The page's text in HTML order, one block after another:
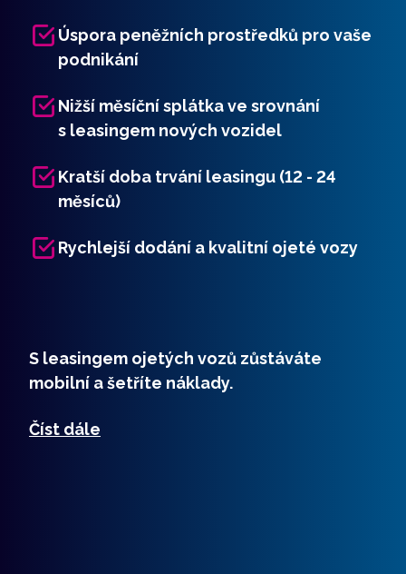
Úspora peněžních prostředků pro vaše
podnikání
Nižší měsíční splátka ve srovnání
s leasingem nových vozidel
Kratší doba trvání leasingu (12 - 24
měsíců)
Rychlejší dodání a kvalitní ojeté vozy
S leasingem ojetých vozů zůstáváte
mobilní a šetříte náklady.
Číst dále